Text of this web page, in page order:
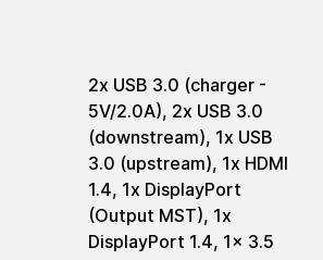
2x USB 3.0 (charger -
5V/2.0A), 2x USB 3.0
(downstream), 1x USB
3.0 (upstream), 1x HDMI
1.4, 1x DisplayPort
(Output MST), 1x
DisplayPort 1.4, 1x 3.5